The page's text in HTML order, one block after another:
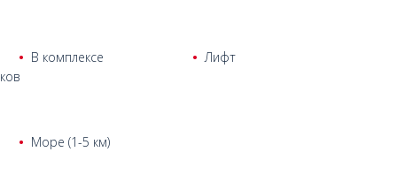
В комплексе
Лифт
Море (1-5 км)